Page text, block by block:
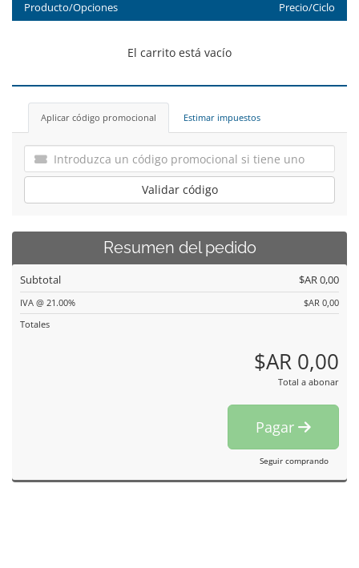
Producto/Opciones Precio/Ciclo
El carrito está vacío
Aplicar código promocional Estimar impuestos
Validar código
Resumen del pedido
Subtotal $AR 0,00
IVA @ 21.00%
$AR 0,00
Totales
$AR 0,00
Total a abonar
Pagar
Seguir comprando